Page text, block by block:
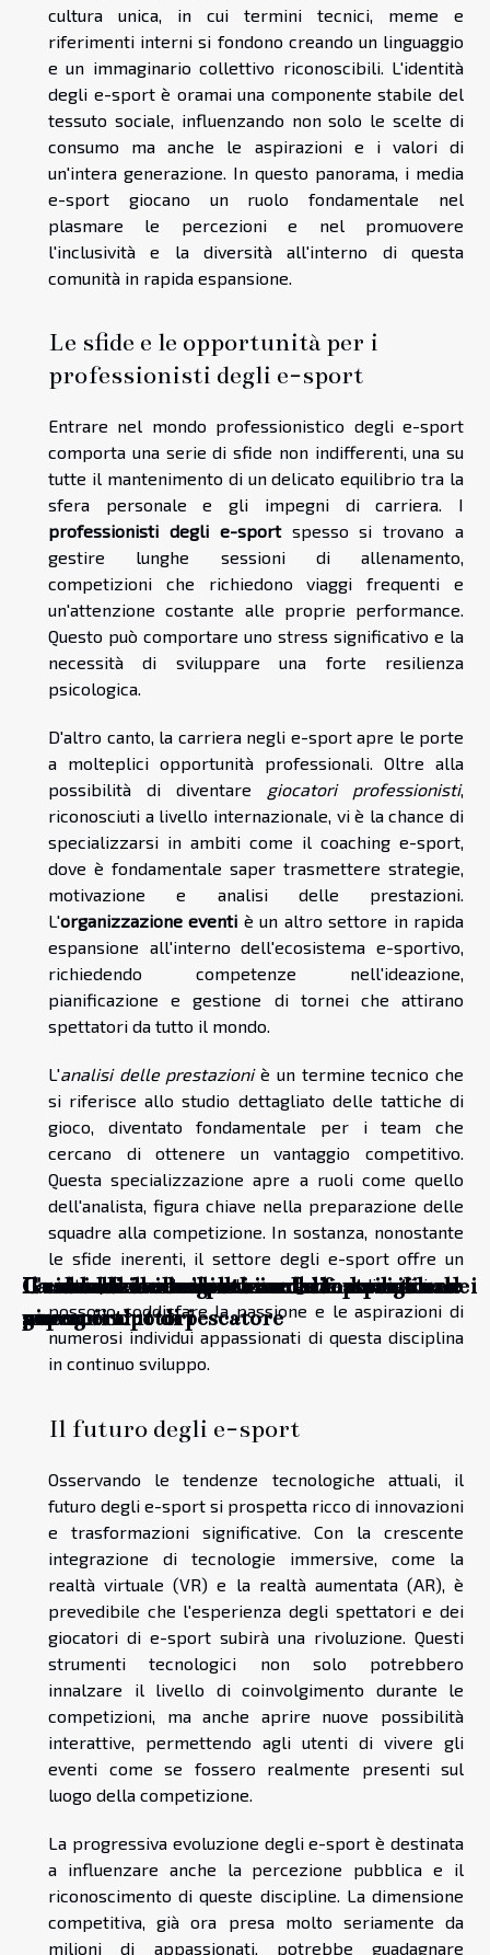
cultura unica, in cui termini tecnici, meme e
riferimenti interni si fondono creando un linguaggio
e un immaginario collettivo riconoscibili. L'identità
degli e-sport è oramai una componente stabile del
tessuto sociale, influenzando non solo le scelte di
consumo ma anche le aspirazioni e i valori di
un'intera generazione. In questo panorama, i media
e-sport giocano un ruolo fondamentale nel
plasmare le percezioni e nel promuovere
l'inclusività e la diversità all'interno di questa
comunità in rapida espansione.
Le sfide e le opportunità per i
professionisti degli e-sport
Entrare nel mondo professionistico degli e-sport
comporta una serie di sfide non indifferenti, una su
tutte il mantenimento di un delicato equilibrio tra la
sfera personale e gli impegni di carriera. I
professionisti degli e-sportspesso si trovano a
gestire lunghe sessioni di allenamento,
competizioni che richiedono viaggi frequenti e
un'attenzione costante alle proprie performance.
Questo può comportare uno stress significativo e la
necessità di sviluppare una forte resilienza
psicologica.
D'altro canto, la carriera negli e-sport apre le porte
a molteplici opportunità professionali. Oltre alla
possibilità di diventare
giocatori professionisti,
riconosciuti a livello internazionale, vi è la chance di
specializzarsi in ambiti come il coaching e-sport,
dove è fondamentale saper trasmettere strategie,
motivazione e analisi delle prestazioni.
L'organizzazione eventi è un altro settore in rapida
espansione all'interno dell'ecosistema e-sportivo,
richiedendo competenze nell'ideazione,
pianificazione e gestione di tornei che attirano
spettatori da tutto il mondo.
L'analisi delle prestazioniè un termine tecnico che
si riferisce allo studio dettagliato delle tattiche di
gioco, diventato fondamentale per i team che
cercano di ottenere un vantaggio competitivo.
Questa specializzazione apre a ruoli come quello
dell'analista, figura chiave nella preparazione delle
squadre alla competizione. In sostanza, nonostante
le sfide inerenti, il settore degli e-sport offre un
vasto panorama di ruoli emergenti e dinamici che
possono soddisfare la passione e le aspirazioni di
numerosi individui appassionati di questa disciplina
in continuo sviluppo.
Il futuro degli e-sport
Osservando le tendenze tecnologiche attuali, il
futuro degli e-sport si prospetta ricco di innovazioni
e trasformazioni significative. Con la crescente
integrazione di tecnologie immersive, come la
realtà virtuale (VR) e la realtà aumentata (AR), è
prevedibile che l'esperienza degli spettatori e dei
giocatori di e-sport subirà una rivoluzione. Questi
strumenti tecnologici non solo potrebbero
innalzare il livello di coinvolgimento durante le
competizioni, ma anche aprire nuove possibilità
interattive, permettendo agli utenti di vivere gli
eventi come se fossero realmente presenti sul
luogo della competizione.
La progressiva evoluzione degli e-sport è destinata
a influenzare anche la percezione pubblica e il
riconoscimento di queste discipline. La dimensione
competitiva, già ora presa molto seriamente da
milioni di appassionati, potrebbe guadagnare
Guida alla scelta della canna da pesca ideale
per ogni tipo di pescatore
Il calcio femminile sta cambiando il gioco
Il ruolo dei videogiochi nella formazione dei
giovani
La rivoluzione silenziosa dei materiali
superconduttori
L'ascesa delle competizioni di e-sport: una
nuova era